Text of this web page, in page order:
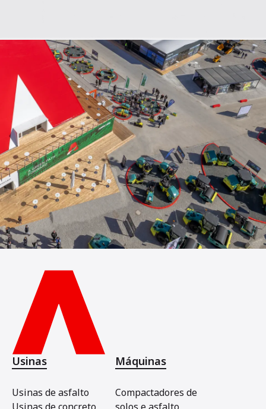
Usinas
Usinas de asfalto
Máquinas
Compactadores de